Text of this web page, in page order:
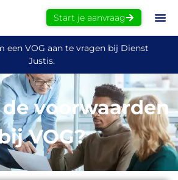
Start je aanvraag
een VOG aan te vragen bij Dienst
Justis.
voorwaarden
VOG?